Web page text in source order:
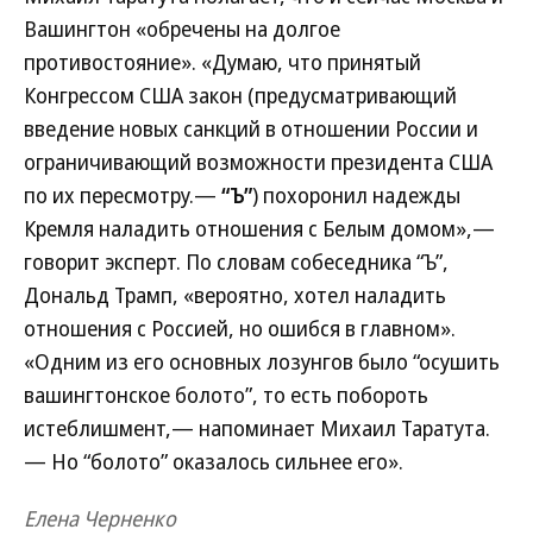
Вашингтон «обречены на долгое
противостояние». «Думаю, что принятый
Конгрессом США закон (предусматривающий
введение новых санкций в отношении России и
ограничивающий возможности президента США
по их пересмотру.— “Ъ”) похоронил надежды
Кремля наладить отношения с Белым домом»,—
говорит эксперт. По словам собеседника “Ъ”,
Дональд Трамп, «вероятно, хотел наладить
отношения с Россией, но ошибся в главном».
«Одним из его основных лозунгов было “осушить
вашингтонское болото”, то есть побороть
истеблишмент,— напоминает Михаил Таратута.
— Но “болото” оказалось сильнее его».
Елена Черненко